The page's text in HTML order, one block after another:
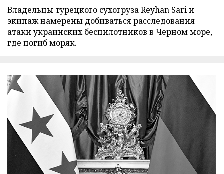
Владельцы турецкого сухогруза Reyhan Sari и
экипаж намерены добиваться расследования
атаки украинских беспилотников в Черном море,
где погиб моряк.